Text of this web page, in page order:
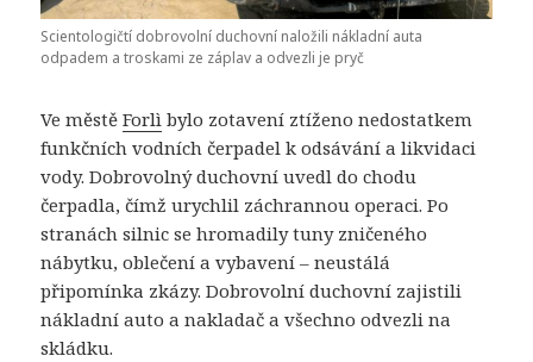
Scientologičtí dobrovolní duchovní naložili nákladní auta
odpadem a troskami ze záplav a odvezli je pryč
Ve městěForlì bylo zotavení ztíženo nedostatkem
funkčních vodních čerpadel k odsávání a likvidaci
vody. Dobrovolný duchovní uvedl do chodu
čerpadla, čímž urychlil záchrannou operaci. Po
stranách silnic se hromadily tuny zničeného
nábytku, oblečení a vybavení – neustálá
připomínka zkázy. Dobrovolní duchovní zajistili
nákladní auto a nakladač a všechno odvezli na
skládku.